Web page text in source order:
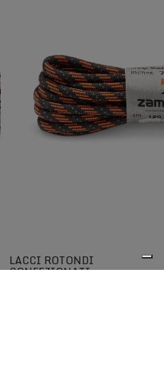
LACCI ROTONDI
CONFEZIONATI -